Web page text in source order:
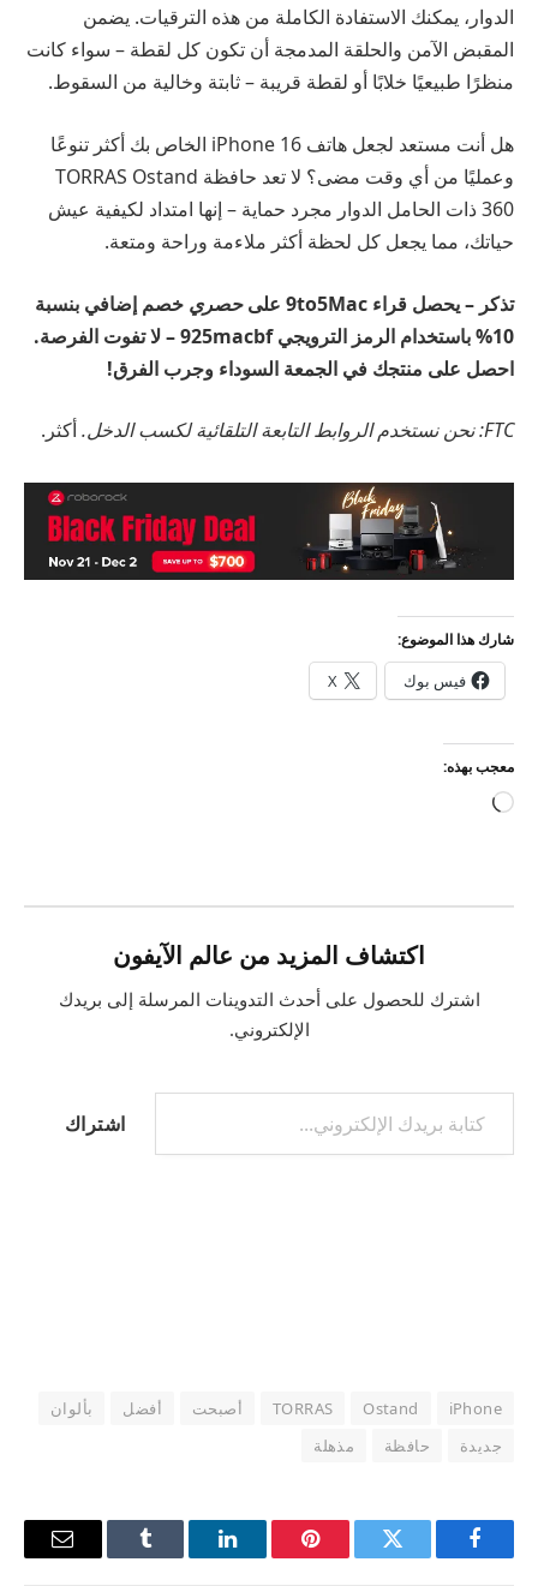
الدوار، يمكنك الاستفادة الكاملة من هذه الترقيات. يضمن
المقبض الآمن والحلقة المدمجة أن تكون كل لقطة – سواء كانت
منظرًا طبيعيًا خلابًا أو لقطة قريبة – ثابتة وخالية من السقوط.
هل أنت مستعد لجعل هاتف iPhone 16 الخاص بك أكثر تنوعًا
وعمليًا من أي وقت مضى؟ لا تعد حافظة TORRAS Ostand
360 ذات الحامل الدوار مجرد حماية – إنها امتداد لكيفية عيش
حياتك، مما يجعل كل لحظة أكثر ملاءمة وراحة ومتعة.
تذكر – يحصل قراء 9to5Mac على حصري خصم إضافي بنسبة
10% باستخدام الرمز الترويجي 925macbf – لا تفوت الفرصة.
احصل على منتجك في الجمعة السوداء وجرب الفرق!
FTC: نحن نستخدم الروابط التابعة التلقائية لكسب الدخل. أكثر.
شارك هذا الموضوع:
فيس بوك X
معجب بهذه:
جاري
اكتشاف المزيد من عالم الآيفون
اشترك للحصول على أحدث التدوينات المرسلة إلى بريدك
الإلكتروني.
كتابة بريدك الإلكتروني...
اشتراك
iPhone
Ostand
TORRAS أصبحت أفضل
بألوان
جديدة
حافظة مذهلة
فيسبوك تويتر بينتيريستلينكدإن Tumblr
البريد